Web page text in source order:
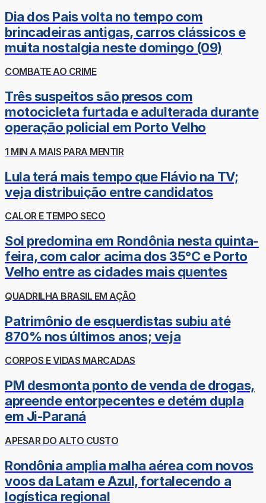
Dia dos Pais volta no tempo com
brincadeiras antigas, carros clássicos e
muita nostalgia neste domingo (09)
COMBATE AO CRIME
Três suspeitos são presos com
motocicleta furtada e adulterada durante
operação policial em Porto Velho
1 MIN A MAIS PARA MENTIR
Lula terá mais tempo que Flávio na TV;
veja distribuição entre candidatos
CALOR E TEMPO SECO
Sol predomina em Rondônia nesta quinta-
feira, com calor acima dos 35°C e Porto
Velho entre as cidades mais quentes
QUADRILHA BRASIL EM AÇÃO
Patrimônio de esquerdistas subiu até
870% nos últimos anos; veja
CORPOS E VIDAS MARCADAS
PM desmonta ponto de venda de drogas,
apreende entorpecentes e detém dupla
em Ji-Paraná
APESAR DO ALTO CUSTO
Rondônia amplia malha aérea com novos
voos da Latam e Azul, fortalecendo a
logística regional